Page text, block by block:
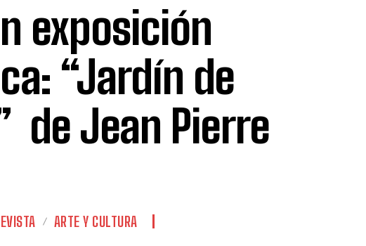
exposición
“Jardín de
de Jean Pierre
ARTE Y CULTURA